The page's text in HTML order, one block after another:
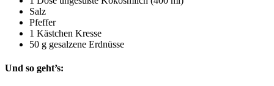
Salz
Pfeffer
1 Kästchen Kresse
50 g gesalzene Erdnüsse
Und so geht’s: